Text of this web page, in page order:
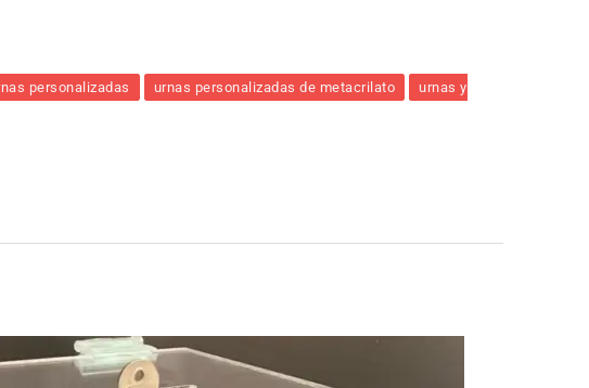
personalizadas urnas personalizadas de metacrilato
urnas y